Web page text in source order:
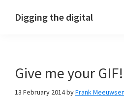
Digging the digital
Give me your GIF!
13 February 2014byFrank Meeuwsen